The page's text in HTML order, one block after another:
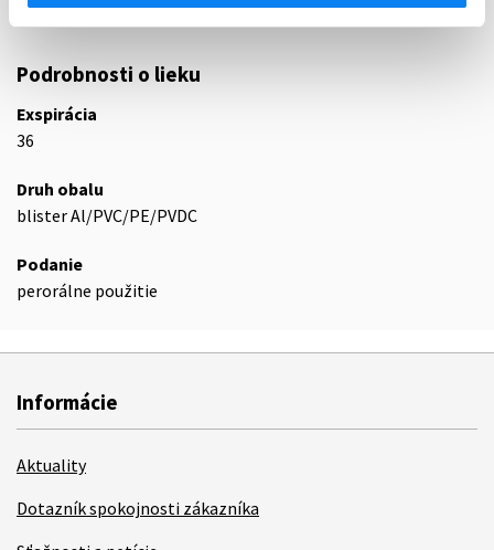
N02AA55
Oxykodón a naloxón
Podrobnosti o lieku
Exspirácia
36
Druh obalu
blister Al/PVC/PE/PVDC
Podanie
perorálne použitie
Informácie
Aktuality
Dotazník spokojnosti zákazníka